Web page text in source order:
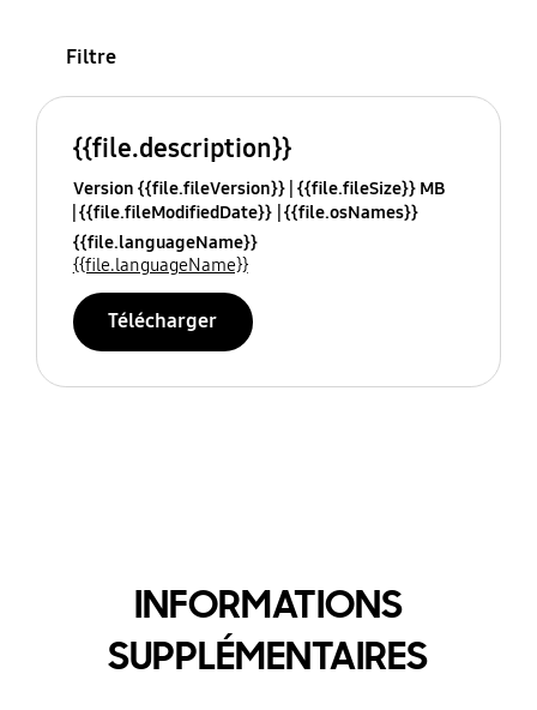
Filtre
{{file.description}}
Version {{file.fileVersion}} {{file.fileSize}} MB
{{file.fileModifiedDate}} {{file.osNames}}
{{file.languageName}}
{{file.languageName}}
Télécharger
INFORMATIONS
SUPPLÉMENTAIRES